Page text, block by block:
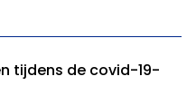
tijdens de covid-19-